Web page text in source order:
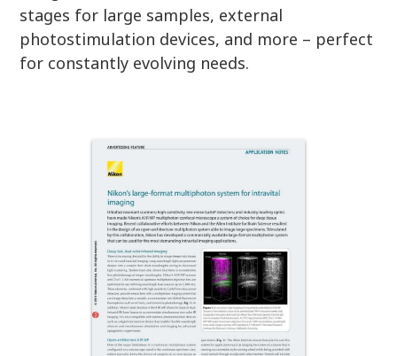
stages for large samples, external
photostimulation devices, and more – perfect
for constantly evolving needs.